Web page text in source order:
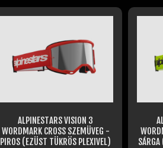
ALPINESTARS VISION 3
WORDMARK CROSS SZEMÜVEG -
PIROS (EZÜST TÜKRÖS PLEXIVEL)